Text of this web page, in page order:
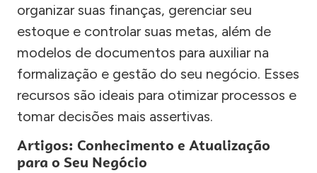
organizar suas finanças, gerenciar seu
estoque e controlar suas metas, além de
modelos de documentos para auxiliar na
formalização e gestão do seu negócio. Esses
recursos são ideais para otimizar processos e
tomar decisões mais assertivas.
Artigos: Conhecimento e Atualização
para o Seu Negócio